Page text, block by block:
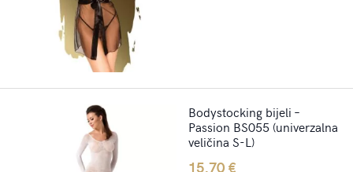
Bodystocking bijeli –
Passion BS055 (univerzalna
veličina S-L)
15,70€